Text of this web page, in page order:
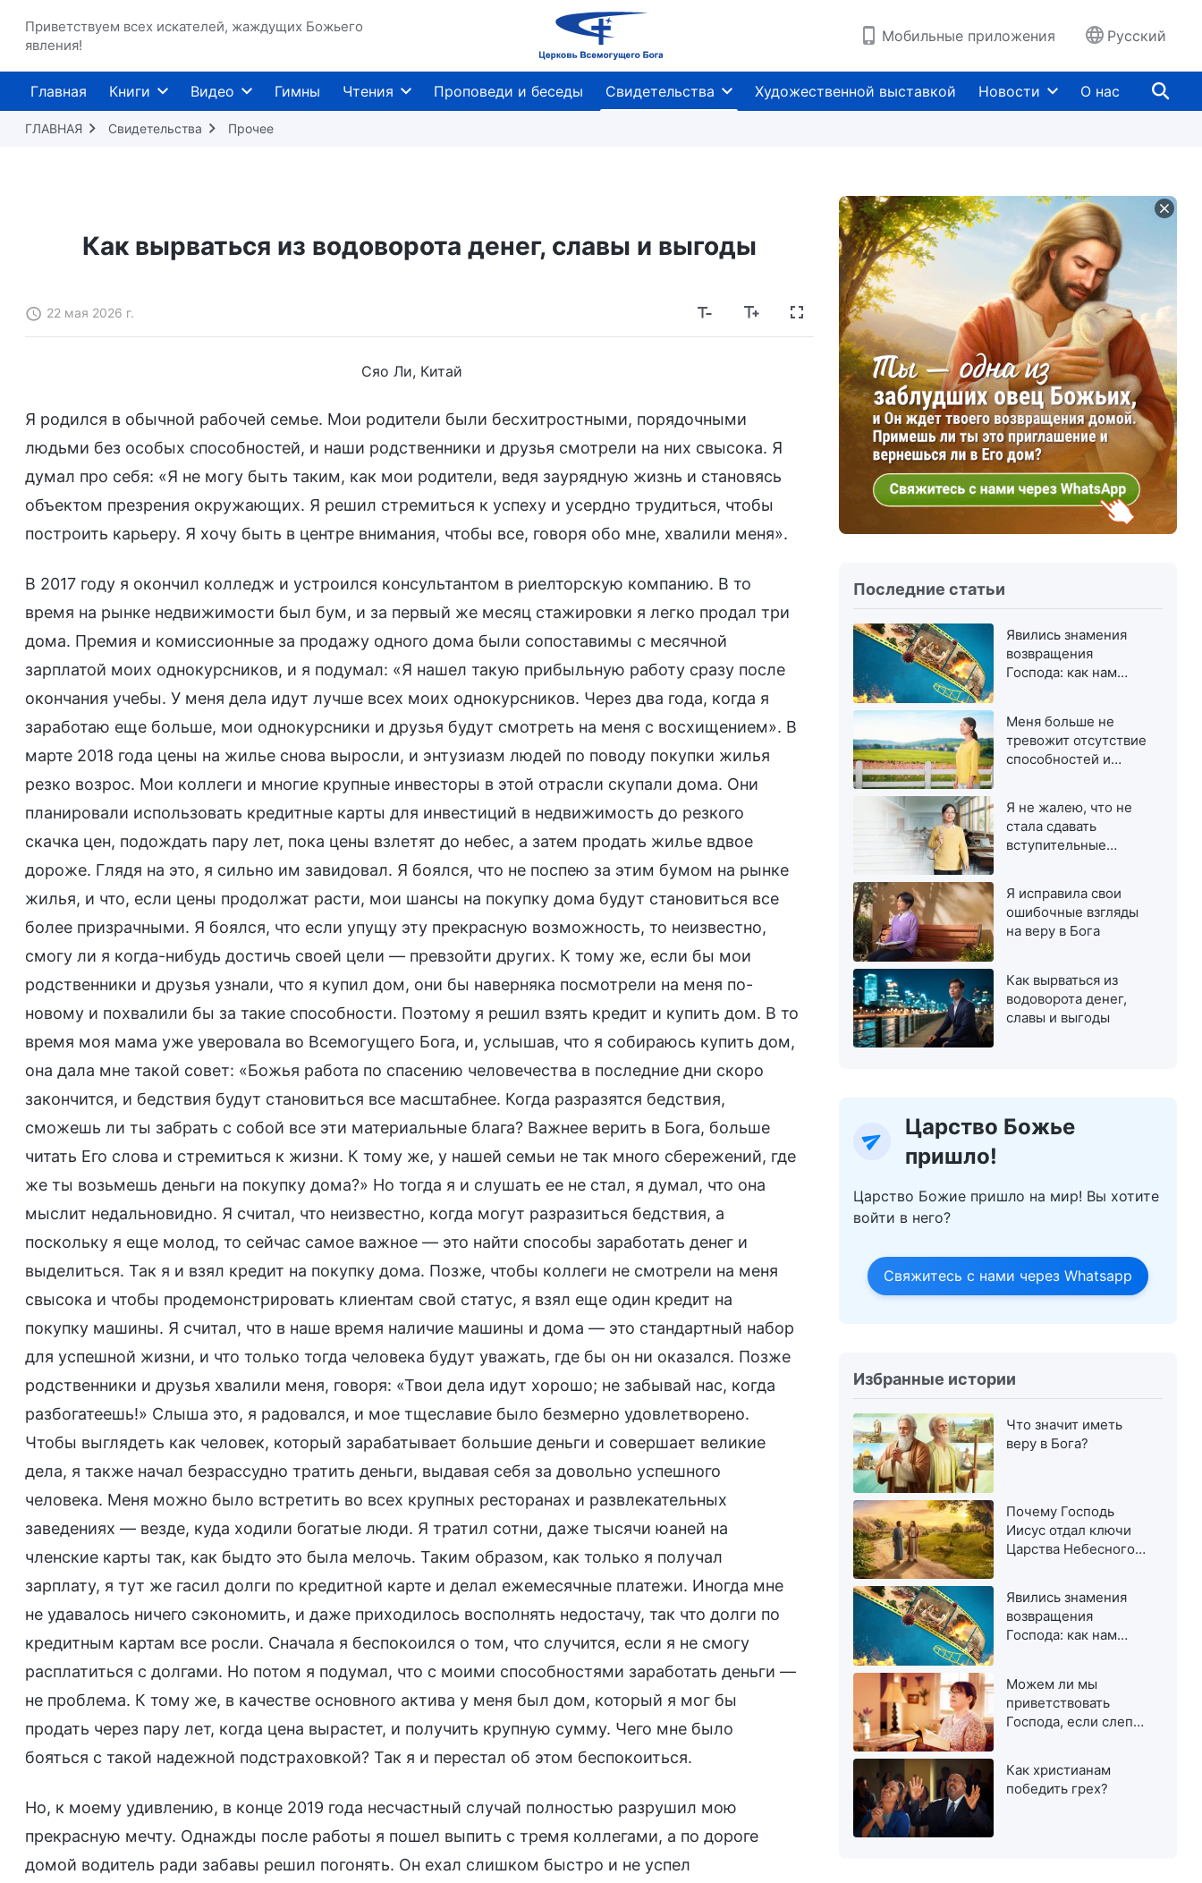
Приветствуем всех искателей, жаждущих Божьего
явления!
Мобильные приложения Русский
Главная Книги Видео Гимны Чтения Проповеди и беседы Свидетельства Художественной выставкой Новости О нас
ГЛАВНАЯ Свидетельства Прочее
Как вырваться из водоворота денег, славы и выгоды
22 мая 2026 г.
Сяо Ли, Китай
Я родился в обычной рабочей семье. Мои родители были бесхитростными, порядочными
людьми без особых способностей, и наши родственники и друзья смотрели на них свысока. Я
думал про себя: «Я не могу быть таким, как мои родители, ведя заурядную жизнь и становясь
объектом презрения окружающих. Я решил стремиться к успеху и усердно трудиться, чтобы
построить карьеру. Я хочу быть в центре внимания, чтобы все, говоря обо мне, хвалили меня».
В 2017 году я окончил колледж и устроился консультантом в риелторскую компанию. В то
время на рынке недвижимости был бум, и за первый же месяц стажировки я легко продал три
дома. Премия и комиссионные за продажу одного дома были сопоставимы с месячной
зарплатой моих однокурсников, и я подумал: «Я нашел такую прибыльную работу сразу после
окончания учебы. У меня дела идут лучше всех моих однокурсников. Через два года, когда я
заработаю еще больше, мои однокурсники и друзья будут смотреть на меня с восхищением». В
марте 2018 года цены на жилье снова выросли, и энтузиазм людей по поводу покупки жилья
резко возрос. Мои коллеги и многие крупные инвесторы в этой отрасли скупали дома. Они
планировали использовать кредитные карты для инвестиций в недвижимость до резкого
скачка цен, подождать пару лет, пока цены взлетят до небес, а затем продать жилье вдвое
дороже. Глядя на это, я сильно им завидовал. Я боялся, что не поспею за этим бумом на рынке
жилья, и что, если цены продолжат расти, мои шансы на покупку дома будут становиться все
более призрачными. Я боялся, что если упущу эту прекрасную возможность, то неизвестно,
смогу ли я когда-нибудь достичь своей цели — превзойти других. К тому же, если бы мои
родственники и друзья узнали, что я купил дом, они бы наверняка посмотрели на меня по-
новому и похвалили бы за такие способности. Поэтому я решил взять кредит и купить дом. В то
время моя мама уже уверовала во Всемогущего Бога, и, услышав, что я собираюсь купить дом,
она дала мне такой совет: «Божья работа по спасению человечества в последние дни скоро
закончится, и бедствия будут становиться все масштабнее. Когда разразятся бедствия,
сможешь ли ты забрать с собой все эти материальные блага? Важнее верить в Бога, больше
читать Его слова и стремиться к жизни. К тому же, у нашей семьи не так много сбережений, где
же ты возьмешь деньги на покупку дома?» Но тогда я и слушать ее не стал, я думал, что она
мыслит недальновидно. Я считал, что неизвестно, когда могут разразиться бедствия, а
поскольку я еще молод, то сейчас самое важное — это найти способы заработать денег и
выделиться. Так я и взял кредит на покупку дома. Позже, чтобы коллеги не смотрели на меня
свысока и чтобы продемонстрировать клиентам свой статус, я взял еще один кредит на
покупку машины. Я считал, что в наше время наличие машины и дома — это стандартный набор
для успешной жизни, и что только тогда человека будут уважать, где бы он ни оказался. Позже
родственники и друзья хвалили меня, говоря: «Твои дела идут хорошо; не забывай нас, когда
разбогатеешь!» Слыша это, я радовался, и мое тщеславие было безмерно удовлетворено.
Чтобы выглядеть как человек, который зарабатывает большие деньги и совершает великие
дела, я также начал безрассудно тратить деньги, выдавая себя за довольно успешного
человека. Меня можно было встретить во всех крупных ресторанах и развлекательных
заведениях — везде, куда ходили богатые люди. Я тратил сотни, даже тысячи юаней на
членские карты так, как быдто это была мелочь. Таким образом, как только я получал
зарплату, я тут же гасил долги по кредитной карте и делал ежемесячные платежи. Иногда мне
не удавалось ничего сэкономить, и даже приходилось восполнять недостачу, так что долги по
кредитным картам все росли. Сначала я беспокоился о том, что случится, если я не смогу
расплатиться с долгами. Но потом я подумал, что с моими способностями заработать деньги —
не проблема. К тому же, в качестве основного актива у меня был дом, который я мог бы
продать через пару лет, когда цена вырастет, и получить крупную сумму. Чего мне было
бояться с такой надежной подстраховкой? Так я и перестал об этом беспокоиться.
Но, к моему удивлению, в конце 2019 года несчастный случай полностью разрушил мою
прекрасную мечту. Однажды после работы я пошел выпить с тремя коллегами, а по дороге
домой водитель ради забавы решил погонять. Он ехал слишком быстро и не успел
Последние статьи
Явились знамения
возвращения
Господа: как нам
Меня больше не
тревожит отсутствие
способностей и
Я не жалею, что не
стала сдавать
вступительные
Я исправила свои
ошибочные взгляды
на веру в Бога
Как вырваться из
водоворота денег,
славы и выгоды
Царство Божье
пришло!
Царство Божие пришло на мир! Вы хотите
войти в него?
Свяжитесь с нами через Whatsapp
Избранные истории
Что значит иметь
веру в Бога?
Почему Господь
Иисус отдал ключи
Царства Небесного
Явились знамения
возвращения
Господа: как нам
Можем ли мы
приветствовать
Господа, если слепо
лжехристов?
Как христианам
победить грех?